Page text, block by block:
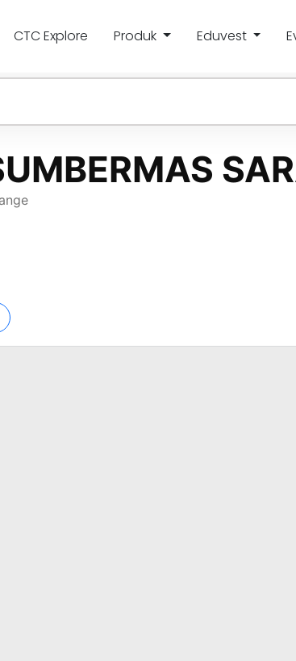
CTC Explore Produk Eduvest